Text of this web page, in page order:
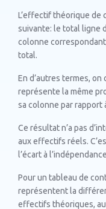
L’effectif théorique de
suivante: le total ligne
colonne
total.
En d’autres termes,
représente la même
sa colonne par rapport
Ce résultat n’a pas
aux effectifs réels.
l’écart à
Pour un tableau de
représentent la
effectifs théoriques,